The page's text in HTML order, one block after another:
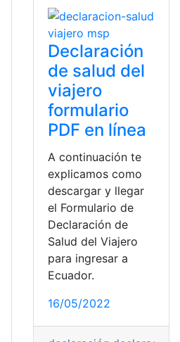
Declaración
de salud del
viajero
formulario
PDF en línea
A continuación te
explicamos como
descargar y llegar
el Formulario de
Declaración de
Salud del Viajero
para ingresar a
Ecuador.
16/05/2022